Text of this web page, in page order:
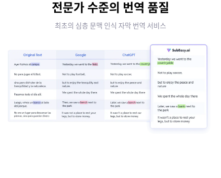
전문가 수준의 번역 품질
최초의 심층 문맥 인식 자막 번역 서비스